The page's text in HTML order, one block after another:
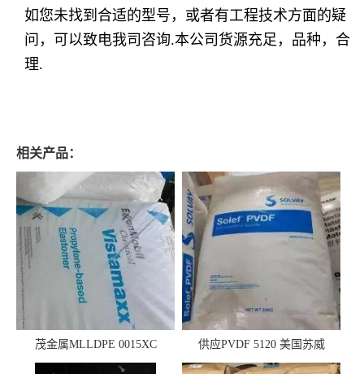
如您未找到合适的型号，或者有工程技术方面的疑
问，可以致电我司咨询.本公司货源充足，品种，合
理.
相关产品：
茂金属MLLDPE 0015XC
0019XC 现货
供应PVDF 5120 美国苏威